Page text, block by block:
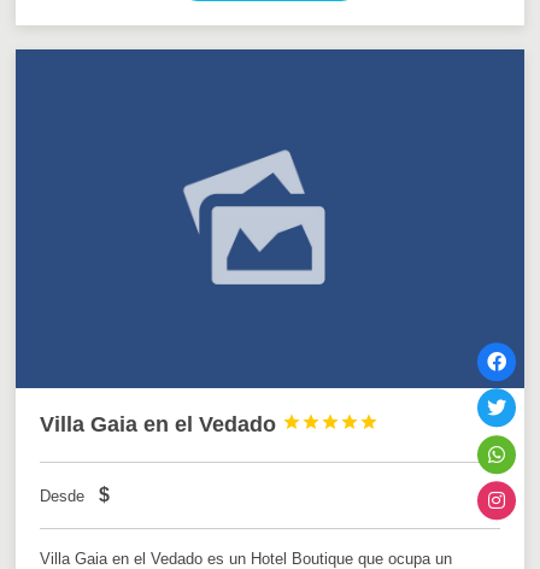
Villa Gaia en el Vedado 




Desde $
Villa Gaia en el Vedado es un Hotel Boutique que ocupa un